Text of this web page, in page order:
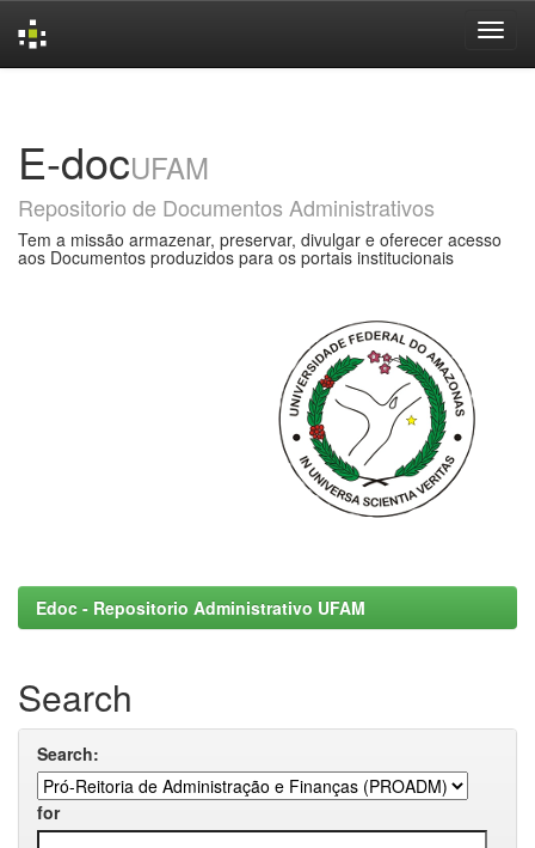
E-docUFAM
Repositorio de Documentos Administrativos
Tem a missão armazenar, preservar, divulgar e oferecer acesso
aos Documentos produzidos para os portais institucionais
Edoc - Repositorio Administrativo UFAM
Search
Search:
for